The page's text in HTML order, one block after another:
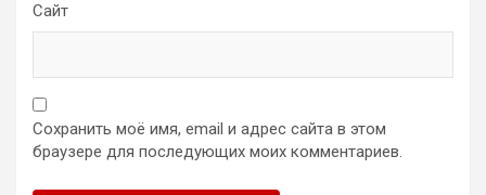
Сайт
Сохранить моё имя, email и адрес сайта в этом
браузере для последующих моих комментариев.